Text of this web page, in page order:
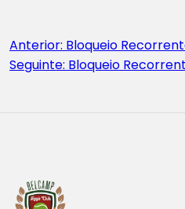
Beach
Navegação
de
Anterior: Bloqueio
Seguinte: Bloqueio